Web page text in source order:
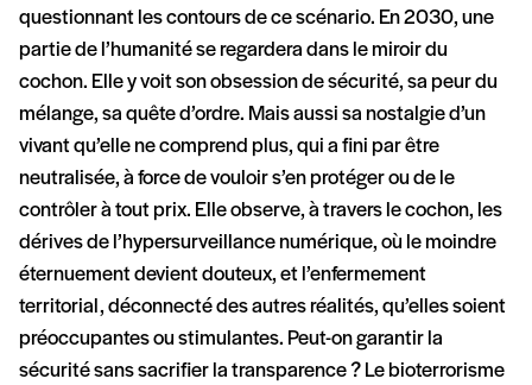
questionnant les contours de ce scénario. En 2030, une
partie de l’humanité se regardera dans le miroir du
cochon. Elle y voit son obsession de sécurité, sa peur du
mélange, sa quête d’ordre. Mais aussi sa nostalgie d’un
vivant qu’elle ne comprend plus, qui a fini par être
neutralisée, à force de vouloir s’en protéger ou de le
contrôler à tout prix. Elle observe, à travers le cochon, les
dérives de l’hypersurveillance numérique, où le moindre
éternuement devient douteux, et l’enfermement
territorial, déconnecté des autres réalités, qu’elles soient
préoccupantes ou stimulantes. Peut-on garantir la
sécurité sans sacrifier la transparence ? Le bioterrorisme